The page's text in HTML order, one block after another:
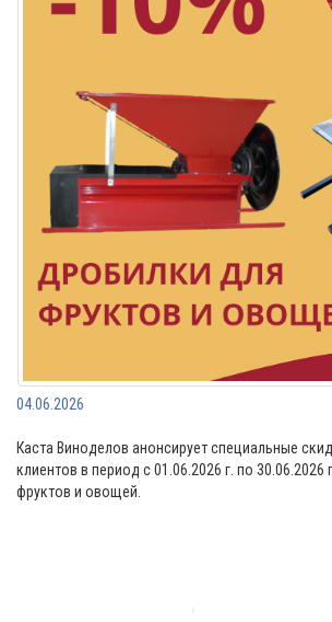
04.06.2026
Каста Виноделов анонсирует специальные
клиентов в период с 01.06.2026 г. по 30.06.2026
фруктов и овощей.